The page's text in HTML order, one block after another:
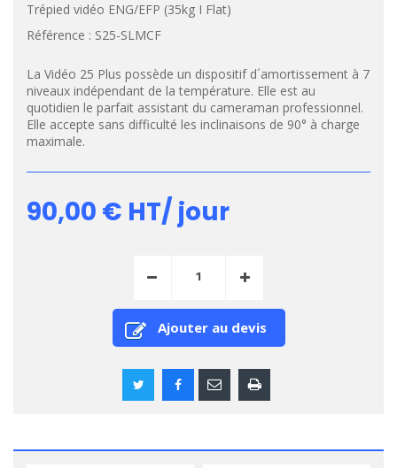
Trépied vidéo ENG/EFP (35kg I Flat)
Référence : S25-SLMCF
La Vidéo 25 Plus possède un dispositif d´amortissement à 7
niveaux indépendant de la température. Elle est au
quotidien le parfait assistant du cameraman professionnel.
Elle accepte sans difficulté les inclinaisons de 90° à charge
maximale.
90,00 € HT/ jour
Ajouter au devis